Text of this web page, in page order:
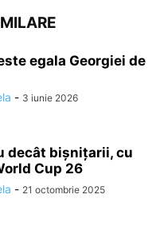
egala Georgiei de
- 3 iunie 2026
decât bișnițarii, cu
Cup 26
- 21 octombrie 2025